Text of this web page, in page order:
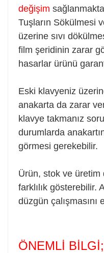
değişim
Tuşların Sökülmesi
üzerine sıvı
film şeridinin zarar
hasarlar ürünü
Eski klavyeniz
anakarta da zarar
klavye takmanız
durumlarda
görmesi gerekebilir.
Ürün, stok ve üretim
farklılık gösterebilir.
düzgün çalışmasını
ÖNEMLİ BİLGİ;